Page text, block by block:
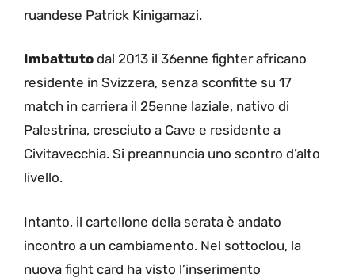
ruandese Patrick Kinigamazi.
Imbattuto dal 2013 il 36enne fighter africano
residente in Svizzera, senza sconfitte su 17
match in carriera il 25enne laziale, nativo di
Palestrina, cresciuto a Cave e residente a
Civitavecchia. Si preannuncia uno scontro d’alto
livello.
Intanto, il cartellone della serata è andato
incontro a un cambiamento. Nel sottoclou, la
nuova fight card ha visto l’inserimento